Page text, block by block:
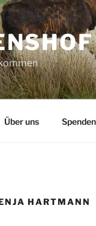
Über uns Spenden
HARTMANN